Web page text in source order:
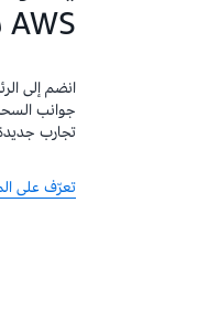
AWS بتشكيل مستقبل التكنولوجيا السحابية
جوانب
تجارب
تعرّف على